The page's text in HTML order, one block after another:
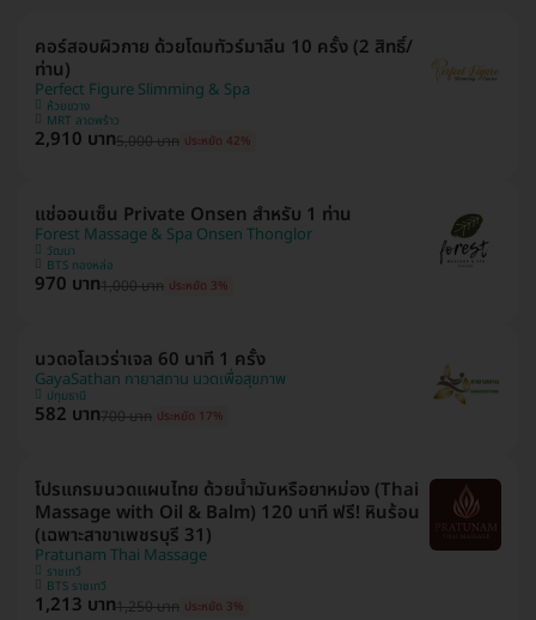
คอร์สอบผิวกาย ด้วยโดมทัวร์มาลีน 10 ครั้ง (2 สิทธิ์/
ท่าน)
Perfect Figure Slimming & Spa
ห้วยขวาง
MRT ลาดพร้าว
2,910 บาท5,000 บาท ประหยัด 42%
แช่ออนเซ็น Private Onsen สำหรับ 1 ท่าน
Forest Massage & Spa Onsen Thonglor
วัฒนา
BTS ทองหล่อ
970 บาท1,000 บาท ประหยัด 3%
นวดอโลเวร่าเจล 60 นาที 1 ครั้ง
GayaSathan กายาสถาน นวดเพื่อสุขภาพ
ปทุมธานี
582 บาท700 บาท ประหยัด 17%
โปรแกรมนวดแผนไทย ด้วยน้ำมันหรือยาหม่อง (Thai
Massage with Oil & Balm) 120 นาที ฟรี! หินร้อน
(เฉพาะสาขาเพชรบุรี 31)
Pratunam Thai Massage
ราชเทวี
BTS ราชเทวี
1,213 บาท1,250 บาท ประหยัด 3%